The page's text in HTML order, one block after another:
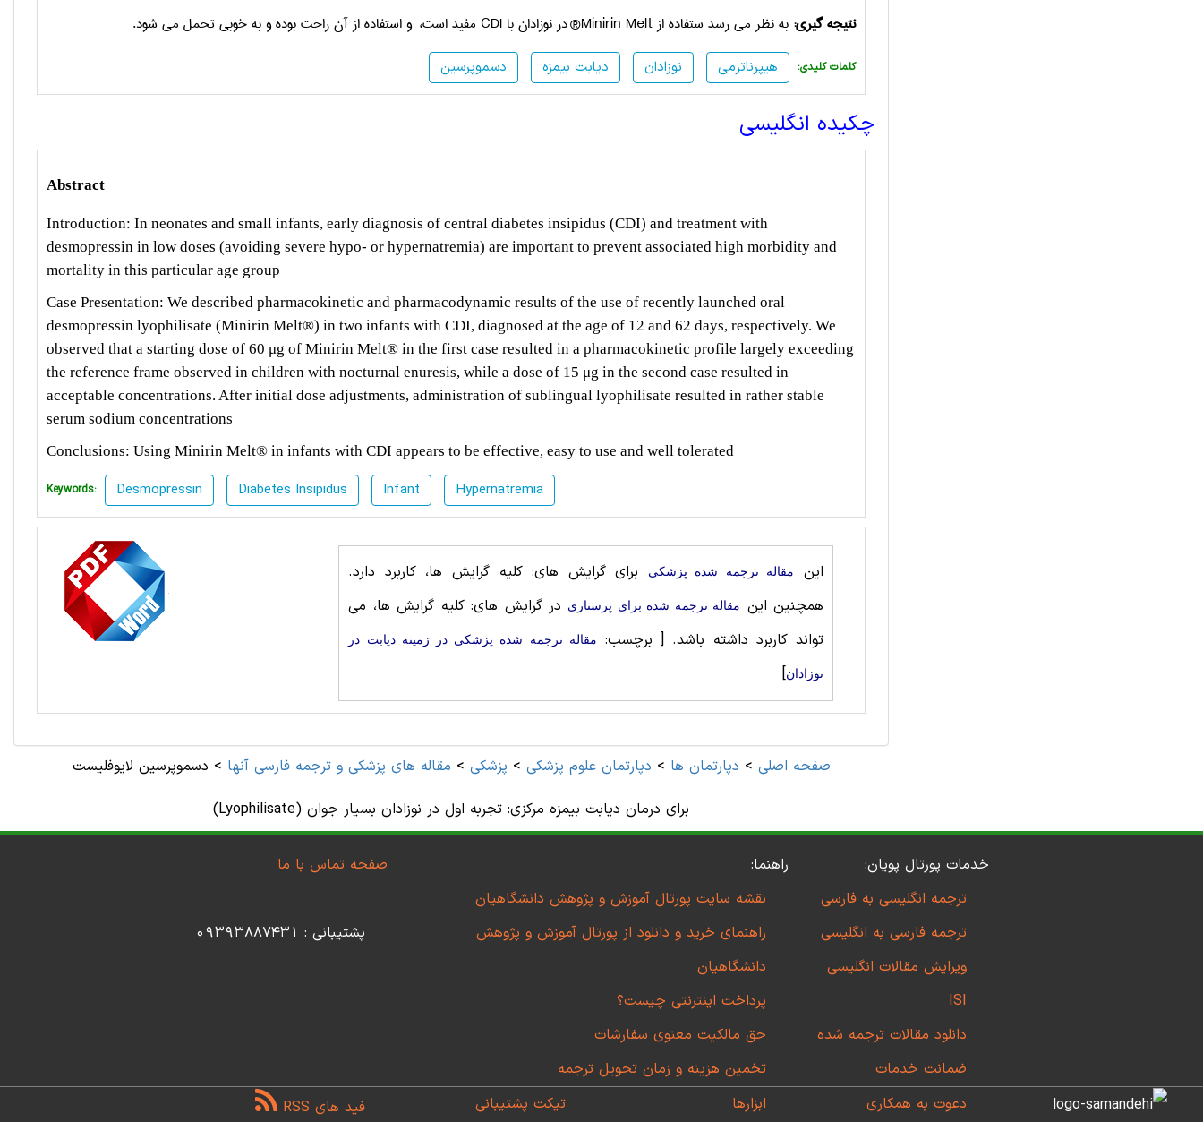
نتیجه گیری: به نظر می رسد ستفاده ازMinirin Melt® در نوزادان با CDI مفید است، و استفاده از آن راحت بوده و به خوبی تحمل می شود.
دسموپرسین دیابت بیمزه نوزادان هیپرناترمی :کلمات کلیدی
چکیده انگلیسی
Abstract
Introduction: In neonates and small infants, early diagnosis of central diabetes insipidus (CDI) and treatment with
desmopressin in low doses (avoiding severe hypo- or hypernatremia) are important to prevent associated high morbidity and
mortality in this particular age group
Case Presentation: We described pharmacokinetic and pharmacodynamic results of the use of recently launched oral
desmopressin lyophilisate (Minirin Melt®) in two infants with CDI, diagnosed at the age of 12 and 62 days, respectively. We
observed that a starting dose of 60 μg of Minirin Melt® in the first case resulted in a pharmacokinetic profile largely exceeding
the reference frame observed in children with nocturnal enuresis, while a dose of 15 μg in the second case resulted in
acceptable concentrations. After initial dose adjustments, administration of sublingual lyophilisate resulted in rather stable
serum sodium concentrations
Conclusions: Using Minirin Melt® in infants with CDI appears to be effective, easy to use and well tolerated
Keywords: Desmopressin Diabetes Insipidus Infant Hypernatremia
این مقاله ترجمه شده پزشکی
برای گرایش های: کلیه گرایش ها، کاربرد دارد.
همچنین این مقاله ترجمه شده برای پرستاری در گرایش های: کلیه گرایش ها، می
تواند کاربرد داشته باشد. [ برچسب: مقاله ترجمه شده پزشکی در زمینه دیابت در
نوزادان]
صفحه اصلی > دپارتمان ها > دپارتمان علوم پزشكی > پزشکی > مقاله های پزشکی و ترجمه فارسی آنها > دسموپرسین لایوفلیست
(Lyophilisate) برای درمان دیابت بیمزه مرکزی: تجربه اول در نوزادان بسیار جوان
خدمات پورتال پویان:
ترجمه انگلیسی به فارسی
ترجمه فارسی به انگلیسی
ویرایش مقالات انگلیسی
ISI
دانلود مقالات ترجمه شده
ضمانت خدمات
راهنما:
نقشه سایت پورتال آموزش و پژوهش دانشگاهیان
راهنمای خرید و دانلود از پورتال آموزش و پژوهش
دانشگاهیان
پرداخت اینترنتی چیست؟
حق مالکیت معنوی سفارشات
تخمین هزینه و زمان تحویل ترجمه
صفحه تماس با ما
پشتیبانی : 09393887431
دعوت به همکاری ابزارها تیکت پشتیبانی فید های RSS